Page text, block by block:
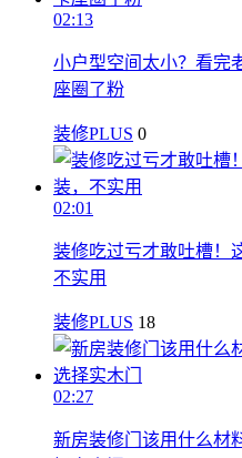
02:13
小户型空间太小？看完
座圈了粉
装修PLUS 0
02:01
装修吃过亏才敢吐槽！
不实用
装修PLUS 18
02:27
新房装修门该用什么材